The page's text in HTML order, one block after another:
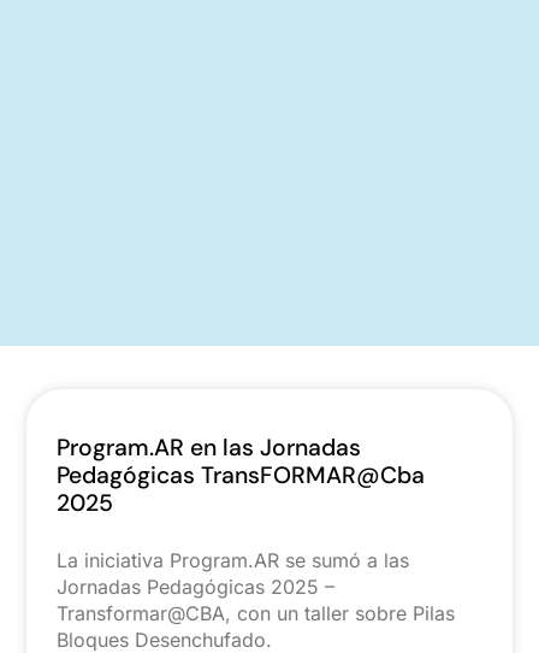
Program.AR en las Jornadas
Pedagógicas TransFORMAR@Cba
2025
La iniciativa Program.AR se sumó a las
Jornadas Pedagógicas 2025 –
Transformar@CBA, con un taller sobre Pilas
Bloques Desenchufado.